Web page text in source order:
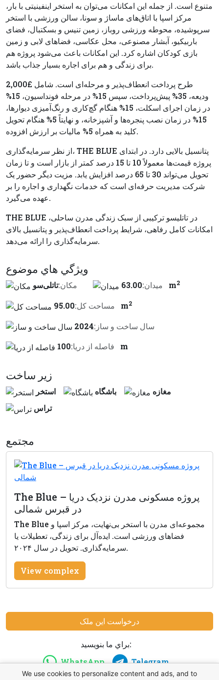
متنوع است. از جمله این امکانات می‌توان به استخر اینفینیتی با بار،
مرکز اسپا با اتاق‌های ماساژ و سونا، سالن ورزشی با استخر
سرپوشیده، محوطه ورزشی روباز، زمین تنیس و بسکتبال، فضای
باربیکیو، آبشار مصنوعی، محل عکاسی، فضاهای لابی و زمین
بازی کودکان اشاره کرد. این امکانات باعث می‌شود پروژه هم
برای زندگی و هم برای اجاره بسیار جذاب باشد.
طرح پرداخت انعطاف‌پذیر و مرحله‌ای است. شامل £2,000
ودیعه، 35% پیش‌پرداخت، سپس 15% در مرحله فونداسیون، 15%
در زمان اجرای اسکلت، 15% هنگام گچ‌کاری و رنگ‌آمیزی دیوارها،
15% در زمان نصب پنجره‌ها و آشپزخانه، و نهایتاً 5% هنگام تحویل
کلید به همراه 5% مالیات بر ارزش افزوده.
از نظر سرمایه‌گذاری، THE BLUE پتانسیل بالایی دارد. در ابتدای
پروژه قیمت‌ها معمولاً 10 تا 15 درصد کمتر از بازار است و تا زمان
تحویل می‌تواند 30 تا 65 درصد افزایش یابد. مزیت دیگر حضور یک
شرکت مدیریت حرفه‌ای است که خدمات نگهداری و اجاره را بر
عهده می‌گیرد.
THE BLUE در تاتلیسو ترکیبی از سبک زندگی مدرن ساحلی،
امکانات کامل رفاهی، شرایط پرداخت انعطاف‌پذیر و پتانسیل بالای
سرمایه‌گذاری را ارائه می‌دهد.
ويژگي هاي موضوع
مكان:تاتلی‌سو ميدان: 63.00 m2
مساحت کل: 95.00 m2
سال ساخت و ساز:2024
فاصله از دريا:
100 m
زير ساخت
استخر باشگاه
مغازه
تراس
مجتمع
The Blue – پروژه مسکونی مدرن نزدیک دریا
در قبرس شمالی
The Blue مجموعه‌ای مدرن با استخر بی‌نهایت، مرکز اسپا و
فضاهای ورزشی است. ایده‌آل برای زندگی، تعطیلات یا
سرمایه‌گذاری. تحویل در سال ۲۰۲۴.
View complex
درخواست این ملک
براي ما بنويسيد:
WhatsApp
Telegram
We use cookies to personalize content and ads, and to